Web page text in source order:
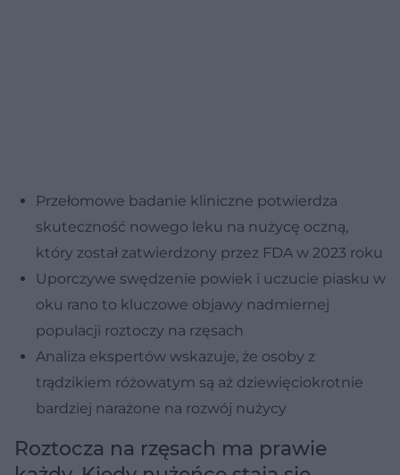
Przełomowe badanie kliniczne potwierdza
skuteczność nowego leku na nużycę oczną,
który został zatwierdzony przez FDA w 2023 roku
Uporczywe swędzenie powiek i uczucie piasku w
oku rano to kluczowe objawy nadmiernej
populacji roztoczy na rzęsach
Analiza ekspertów wskazuje, że osoby z
trądzikiem różowatym są aż dziewięciokrotnie
bardziej narażone na rozwój nużycy
Roztocza na rzęsach ma prawie